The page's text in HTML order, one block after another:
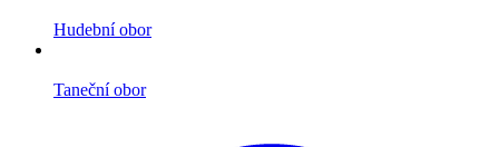
Hudební obor
Taneční obor